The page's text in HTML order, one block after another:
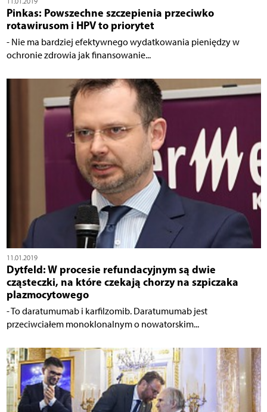
Pinkas: Powszechne szczepienia przeciwko
rotawirusom i HPV to priorytet
- Nie ma bardziej efektywnego wydatkowania pieniędzy w
ochronie zdrowia jak finansowanie...
11.01.2019
Dytfeld: W procesie refundacyjnym są dwie
cząsteczki, na które czekają chorzy na szpiczaka
plazmocytowego
- To daratumumab i karfilzomib. Daratumumab jest
przeciwciałem monoklonalnym o nowatorskim...